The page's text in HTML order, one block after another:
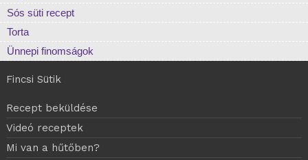
Sós süti recept
Torta
Ünnepi finomságok
Fincsi Sütik
Recept beküldése
Videó receptek
Mi van a hűtőben?